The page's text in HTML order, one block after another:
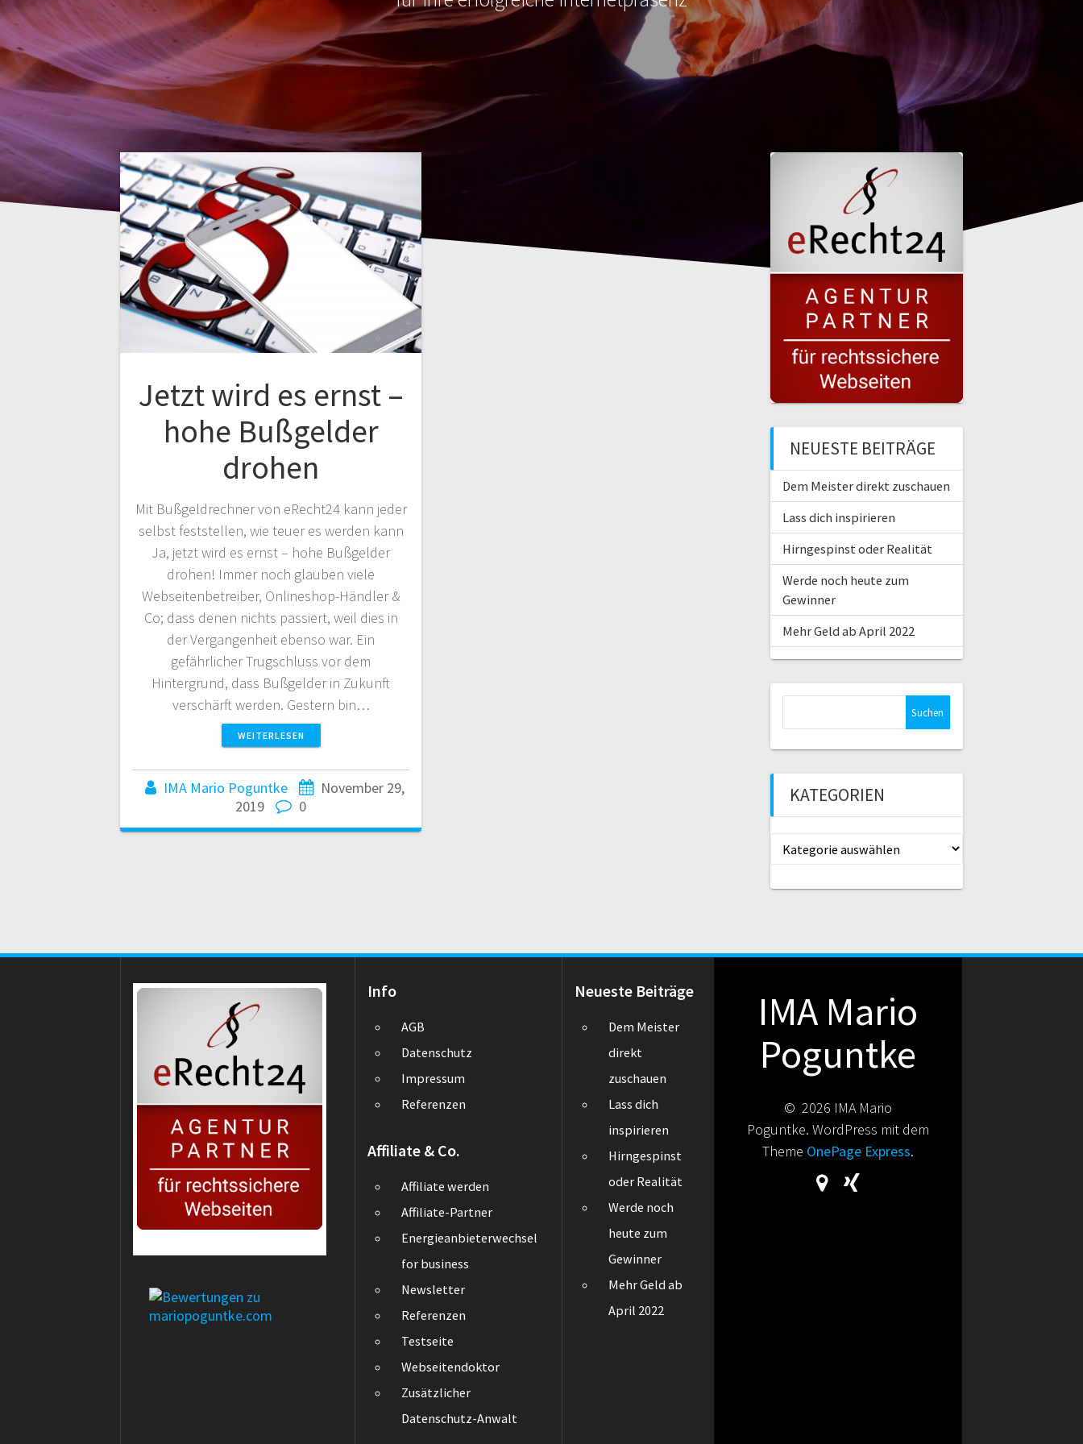
Jetzt wird es ernst –
hohe Bußgelder
drohen
Mit Bußgeldrechner von eRecht24 kann jeder
selbst feststellen, wie teuer es werden kann
Ja, jetzt wird es ernst – hohe Bußgelder
drohen! Immer noch glauben viele
Webseitenbetreiber, Onlineshop-Händler &
Co; dass denen nichts passiert, weil dies in
der Vergangenheit ebenso war. Ein
gefährlicher Trugschluss vor dem
Hintergrund, dass Bußgelder in Zukunft
verschärft werden. Gestern bin…
WEITERLESEN
IMA Mario Poguntke
November 29,
2019
0
NEUESTE BEITRÄGE
Dem Meister direkt zuschauen
Lass dich inspirieren
Hirngespinst oder Realität
Werde noch heute zum
Gewinner
Mehr Geld ab April 2022
KATEGORIEN
Kategorien
Info
AGB
Datenschutz
Impressum
Referenzen
Affiliate & Co.
Affiliate werden
Affiliate-Partner
Energieanbieterwechsel
for business
Newsletter
Referenzen
Testseite
Webseitendoktor
Zusätzlicher
Datenschutz-Anwalt
Neueste Beiträge
Dem Meister
direkt
zuschauen
Lass dich
inspirieren
Hirngespinst
oder Realität
Werde noch
heute zum
Gewinner
Mehr Geld ab
April 2022
IMA Mario
Poguntke
© 2026 IMA Mario
Poguntke. WordPress mit dem
Theme OnePage Express.